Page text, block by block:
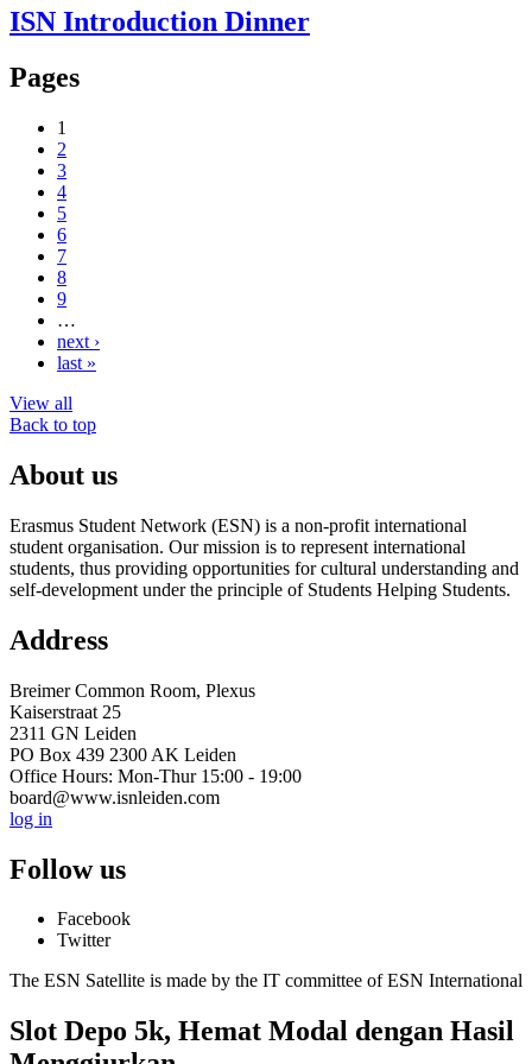
ISN Introduction Dinner
Pages
1
2
3
4
5
6
7
8
9
…
next ›
last »
View all
Back to top
About us
Erasmus Student Network (ESN) is a non-profit international
student organisation. Our mission is to represent international
students, thus providing opportunities for cultural understanding and
self-development under the principle of Students Helping Students.
Address
Breimer Common Room, Plexus
Kaiserstraat 25
2311 GN Leiden
PO Box 439 2300 AK Leiden
Office Hours: Mon-Thur 15:00 - 19:00
board@www.isnleiden.com
log in
Follow us
Facebook
Twitter
The ESN Satellite is made by the IT committee of ESN International
Slot Depo 5k, Hemat Modal dengan Hasil